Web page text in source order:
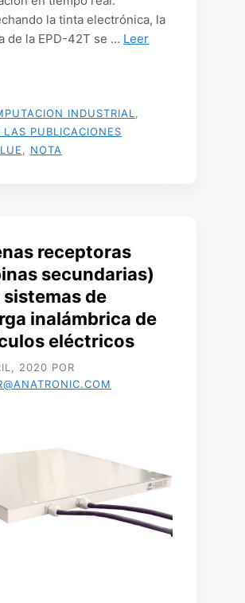
la tinta electrónica, la
de la EPD-42T se … Leer
INDUSTRIAL
LAS PUBLICACIONES
NOTA
receptoras
secundarias)
sistemas de
inalámbrica de
eléctricos
2020 POR